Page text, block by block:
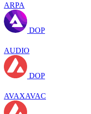
ARPA
DOP
AUDIO
DOP
AVAXAVAC